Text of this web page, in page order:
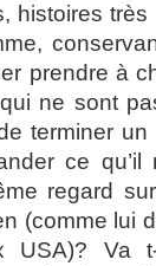
histoires
prendre à
ne sont
terminer
ce qu’il
regard
(comme lui
USA)? Va